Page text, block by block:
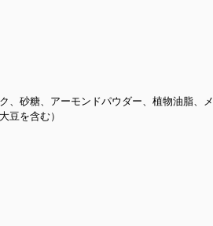
、砂糖、アーモンドパウダー、植物油脂、
豆を含む）